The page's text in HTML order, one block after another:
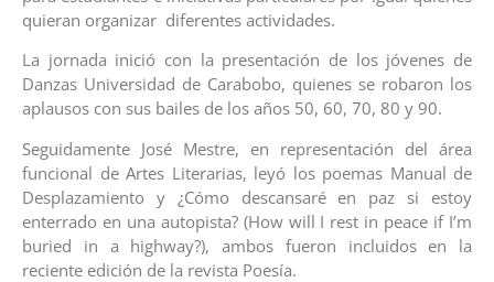
quieran organizar diferentes actividades.
La jornada inició con la presentación de los jóvenes de
Danzas Universidad de Carabobo, quienes se robaron los
aplausos con sus bailes de los años 50, 60, 70, 80 y 90.
Seguidamente José Mestre, en representación del área
funcional de Artes Literarias, leyó los poemas Manual de
Desplazamiento y ¿Cómo descansaré en paz si estoy
enterrado en una autopista? (How will I rest in peace if I’m
buried in a highway?), ambos fueron incluidos en la
reciente edición de la revista Poesía.